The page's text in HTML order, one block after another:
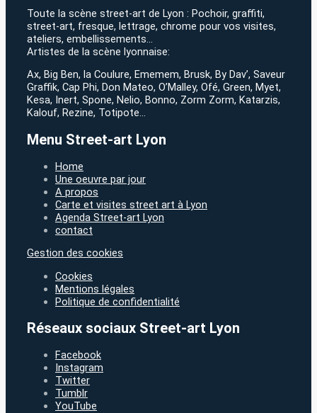
Toute la scène street-art de Lyon : Pochoir, graffiti,
street-art, fresque, lettrage, chrome pour vos visites,
ateliers, embellissements…
Artistes de la scène lyonnaise:
Ax, Big Ben, la Coulure, Ememem, Brusk, By Dav’, Saveur
Graffik, Cap Phi, Don Mateo, O’Malley, Ofé, Green, Myet,
Kesa, Inert, Spone, Nelio, Bonno, Zorm Zorm, Katarzis,
Kalouf, Rezine, Totipote…
Menu Street-art Lyon
Home
Une oeuvre par jour
A propos
Carte et visites street art à Lyon
Agenda Street-art Lyon
contact
Gestion des cookies
Cookies
Mentions légales
Politique de confidentialité
Réseaux sociaux Street-art Lyon
Facebook
Instagram
Twitter
Tumblr
YouTube